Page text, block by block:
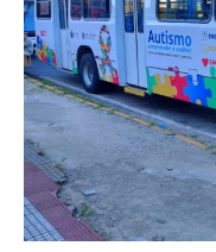
ações
de
acessibilidade
no
transporte
público
de